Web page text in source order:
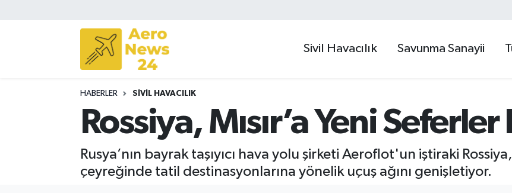
Sivil Havacılık Savunma Sanayii
HABERLER SIVIL HAVACILIK
Rossiya, Mısır’a Yeni
Rusya’nın bayrak taşıyıcı hava yolu şirketi Aeroflot'un iştiraki
çeyreğinde tatil destinasyonlarına yönelik uçuş ağını genişletiyor.
Sivil Havacılık